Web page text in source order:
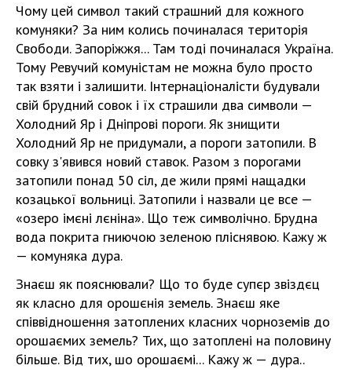
Чому цей символ такий страшний для кожного
комуняки? За ним колись починалася територія
Свободи. Запоріжжя... Там тоді починалася Україна.
Тому Ревучий комуністам не можна було просто
так взяти і залишити. Інтернаціоналісти будували
свій брудний совок і їх страшили два символи —
Холодний Яр і Дніпрові пороги. Як знищити
Холодний Яр не придумали, а пороги затопили. В
совку з'явився новий ставок. Разом з порогами
затопили понад 50 сіл, де жили прямі нащадки
козацької вольниці. Затопили і назвали це все —
«озеро імєні лєніна». Що теж символічно. Брудна
вода покрита гниючою зеленою пліснявою. Кажу ж
— комуняка дура.
Знаєш як пояснювали? Що то буде супєр звіздєц
як класно для орошєнія земель. Знаєш яке
співвідношення затоплених класних чорноземів до
орошаємих земель? Тих, що затоплені на половину
більше. Від тих, шо орошаємі... Кажу ж — дура..